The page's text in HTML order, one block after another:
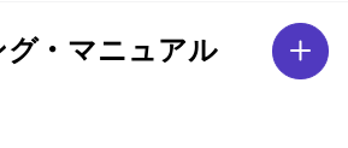
・マニュアル